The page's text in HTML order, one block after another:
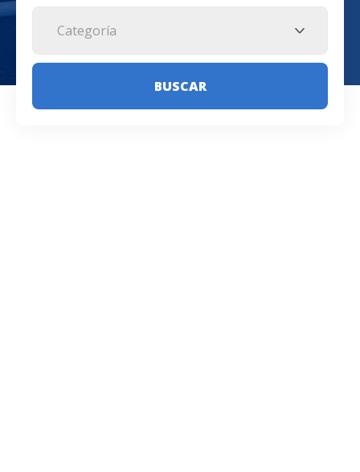
Categoría
BUSCAR